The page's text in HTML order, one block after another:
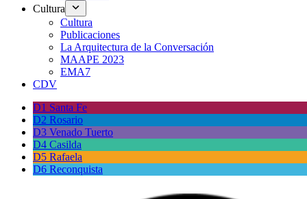
Cultura
Cultura
Publicaciones
La Arquitectura de la Conversación
MAAPE 2023
EMA7
CDV
D1 Santa Fe
D2 Rosario
D3 Venado Tuerto
D4 Casilda
D5 Rafaela
D6 Reconquista